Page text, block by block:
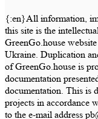
{:en}All information,
this site is the
GreenGo.house
Ukraine. Duplication
of GreenGo.house is
documentation
documentation. This is
projects in accordance
to the e-mail address